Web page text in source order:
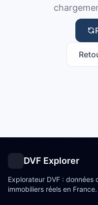
DVF Explorer
Explorateur DVF :
immobiliers réels en France.